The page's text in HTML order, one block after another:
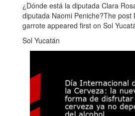
¿Dónde está la diputada Clara
diputada Naomi Peniche?The post
garrote appeared first on Sol
Sol Yucatán